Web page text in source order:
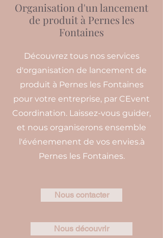
Organisation d'un lancement
de produit à Pernes les
Fontaines
Découvrez tous nos services
d'organisation de lancement de
produit à Pernes les Fontaines
pour votre entreprise, par CEvent
Coordination. Laissez-vous guider,
et nous organiserons ensemble
l'événemenent de vos envies.à
Pernes les Fontaines.
Nous contacter
Nous découvrir